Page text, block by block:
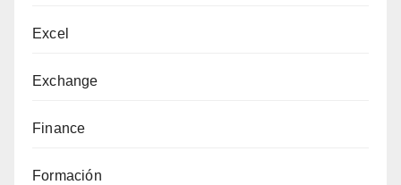
Excel
Exchange
Finance
Formación